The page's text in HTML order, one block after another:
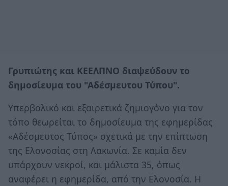
Γρυπιώτης και ΚΕΕΛΠΝΟ διαψεύδουν το
δημοσίευμα του "Αδέσμευτου Τύπου".
Υπερβολικό και εξαιρετικά ζημιογόνο για τον
τόπο θεωρείται το δημοσίευμα της εφημερίδας
«Αδέσμευτος Τύπος» σχετικά με την επίπτωση
της Ελονοσίας στη Λακωνία. Σε καμία δεν
υπάρχουν νεκροί, και μάλιστα 35, όπως
αναφέρει η εφημερίδα, από την Ελονοσία. Η